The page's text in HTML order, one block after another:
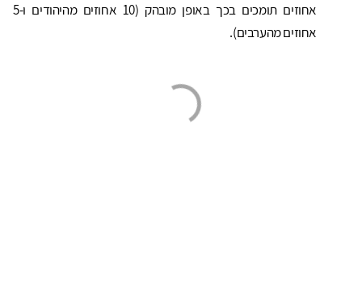
אחוזים תומכים בכך באופן מובהק (10 אחוזים מהיהודים ו-5
אחוזים מהערבים).